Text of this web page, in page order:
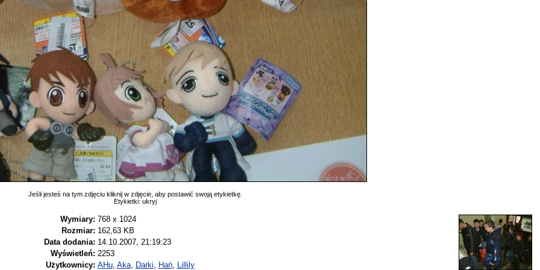
Jeśli jesteś na tym zdjęciu kliknij w zdjęcie, aby postawić swoją etykietkę.
Etykietki: ukryj
Wymiary: 768 x 1024
Rozmiar: 162,63 KB
Data dodania: 14.10.2007, 21:19:23
Wyświetleń: 2253
Użytkownicy: AHu, Aka, Darki Hań, Lillily